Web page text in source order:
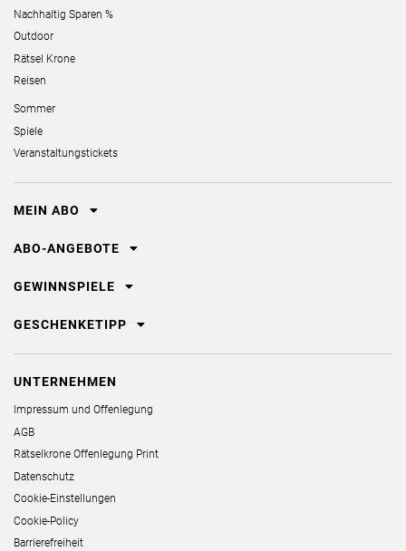
Nachhaltig Sparen %
Outdoor
Rätsel Krone
Reisen
Sommer
Spiele
Veranstaltungstickets
MEIN ABO
ABO-ANGEBOTE
GEWINNSPIELE
GESCHENKETIPP
UNTERNEHMEN
Impressum und Offenlegung
AGB
Rätselkrone Offenlegung Print
Datenschutz
Cookie-Einstellungen
Cookie-Policy
Barrierefreiheit